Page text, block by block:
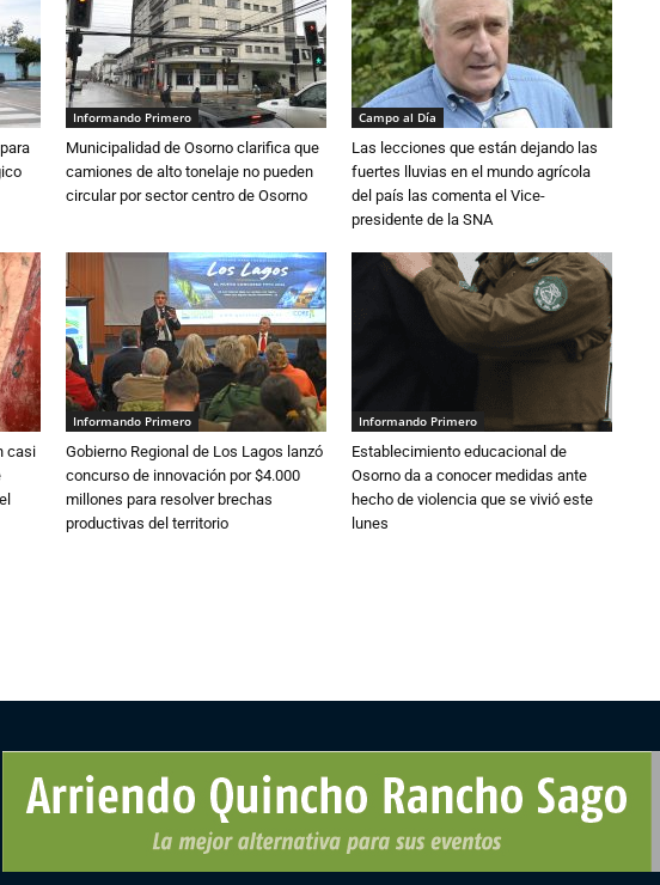
Informando Primero
Municipalidad de Osorno clarifica que
camiones de alto tonelaje no pueden
circular por sector centro de Osorno
Campo al Día
Las lecciones que están dejando las
fuertes lluvias en el mundo agrícola
del país las comenta el Vice-
presidente de la SNA
casi
Informando Primero
Gobierno Regional de Los Lagos lanzó
concurso de innovación por $4.000
millones para resolver brechas
productivas del territorio
Informando Primero
Establecimiento educacional de
Osorno da a conocer medidas ante
hecho de violencia que se vivió este
lunes